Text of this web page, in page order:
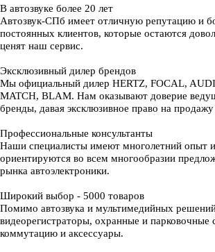
В автозвуке более 20 лет
Автозвук-СПб имеет отличную репутацию и
постоянных клиентов, которые остаются
ценят наш сервис.
Эксклюзивный дилер брендов
Мы официальный дилер HERTZ, FOCAL,
MATCH, BLAM. Нам оказывают доверие
бренды, давая эксклюзивное право на
Профессиональные консультанты
Наши специалисты имеют многолетний опыт
ориентируются во всем многообразии
рынка автоэлектроники.
Широкий выбор - 5000 товаров
Помимо автозвука и мультимедийных
видеорегистраторы, охранные и парковочные
коммутацию и аксессуары.